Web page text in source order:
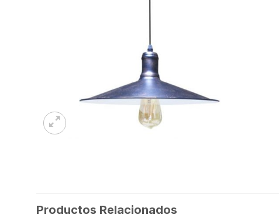
Productos Relacionados